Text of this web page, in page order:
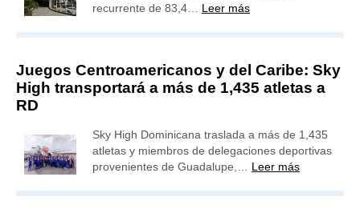
recurrente de 83,4… Leer más
Juegos Centroamericanos y del Caribe: Sky
High transportará a más de 1,435 atletas a
RD
Sky High Dominicana traslada a más de 1,435
atletas y miembros de delegaciones deportivas
provenientes de Guadalupe,… Leer más